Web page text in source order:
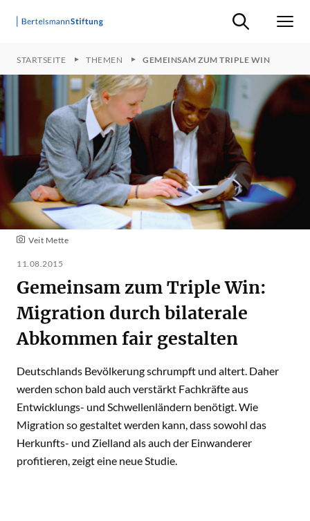
Suche ein-/
STARTSEITE THEMEN GEMEINSAM ZUM TRIPLE WIN
Veit Mette
11.08.2015
Gemeinsam zum Triple Win:
Migration durch bilaterale
Abkommen fair gestalten
Deutschlands Bevölkerung schrumpft und altert. Daher
werden schon bald auch verstärkt Fachkräfte aus
Entwicklungs- und Schwellenländern benötigt. Wie
Migration so gestaltet werden kann, dass sowohl das
Herkunfts- und Zielland als auch der Einwanderer
profitieren, zeigt eine neue Studie.